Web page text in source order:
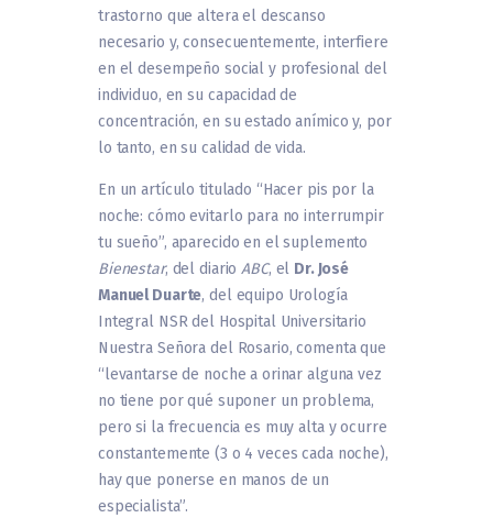
trastorno que altera el descanso
necesario y, consecuentemente, interfiere
en el desempeño social y profesional del
individuo, en su capacidad de
concentración, en su estado anímico y, por
lo tanto, en su calidad de vida.
En un artículo titulado “Hacer pis por la
noche: cómo evitarlo para no interrumpir
tu sueño”, aparecido en el suplemento
Bienestar, del diarioABC, el Dr. José
Manuel Duarte, del equipo Urología
Integral NSR del Hospital Universitario
Nuestra Señora del Rosario, comenta que
“levantarse de noche a orinar alguna vez
no tiene por qué suponer un problema,
pero si la frecuencia es muy alta y ocurre
constantemente (3 o 4 veces cada noche),
hay que ponerse en manos de un
especialista”.